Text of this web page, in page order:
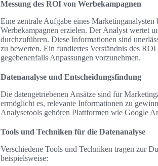
Messung des ROI von Werbekampagnen
Eine zentrale Aufgabe eines
Werbekampagnen erzielen. Der Analyst wertet
durchzuführen. Diese Informationen sind
zu bewerten. Ein fundiertes Verständnis des
gegebenenfalls Anpassungen vorzunehmen.
Datenanalyse und Entscheidungsfindung
Die datengetriebenen Ansätze sind für
ermöglicht es, relevante Informationen zu
Analysetools gehören Plattformen wie Google
Tools und Techniken für die Datenanalyse
Verschiedene Tools und Techniken tragen zur
beispielsweise: